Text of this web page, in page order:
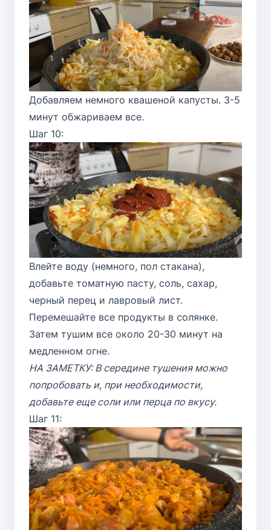
Добавляем немного квашеной капусты. 3-5
минут обжариваем все.
Шаг 10:
Влейте воду (немного, пол стакана),
добавьте томатную пасту, соль, сахар,
черный перец и лавровый лист.
Перемешайте все продукты в солянке.
Затем тушим все около 20-30 минут на
медленном огне.
НА ЗАМЕТКУ: В середине тушения можно
попробовать и, при необходимости,
добавьте еще соли или перца по вкусу.
Шаг 11: